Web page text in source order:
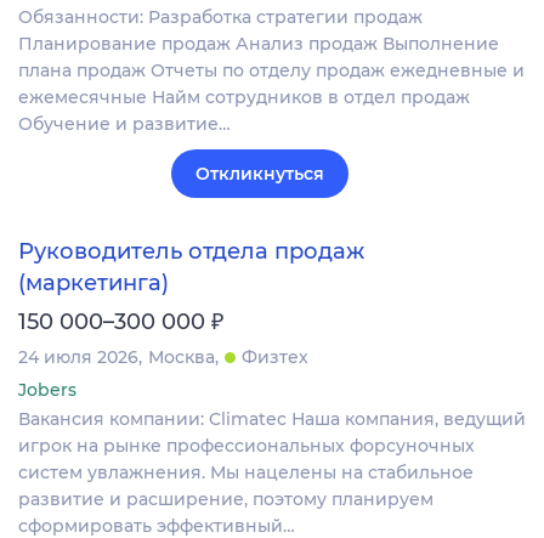
Обязанности: Разработка стратегии продаж
Планирование продаж Анализ продаж Выполнение
плана продаж Отчеты по отделу продаж ежедневные и
ежемесячные Найм сотрудников в отдел продаж
Обучение и развитие…
Откликнуться
Руководитель отдела продаж
(маркетинга)
150 000–300 000 ₽
24 июля 2026 Москва
Физтех
Jobers
Вакансия компании: Climatec Наша компания, ведущий
игрок на рынке профессиональных форсуночных
систем увлажнения. Мы нацелены на стабильное
развитие и расширение, поэтому планируем
сформировать эффективный…